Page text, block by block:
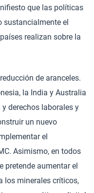
que las políticas
sustancialmente el
realizan sobre la
de aranceles.
la India y Australia
derechos laborales y
un nuevo
el
Asimismo, en todos
pretende aumentar el
los minerales críticos,